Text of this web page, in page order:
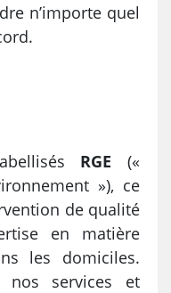
n’importe quel
RGE («
»), ce
de qualité
en matière
les domiciles.
nos services et